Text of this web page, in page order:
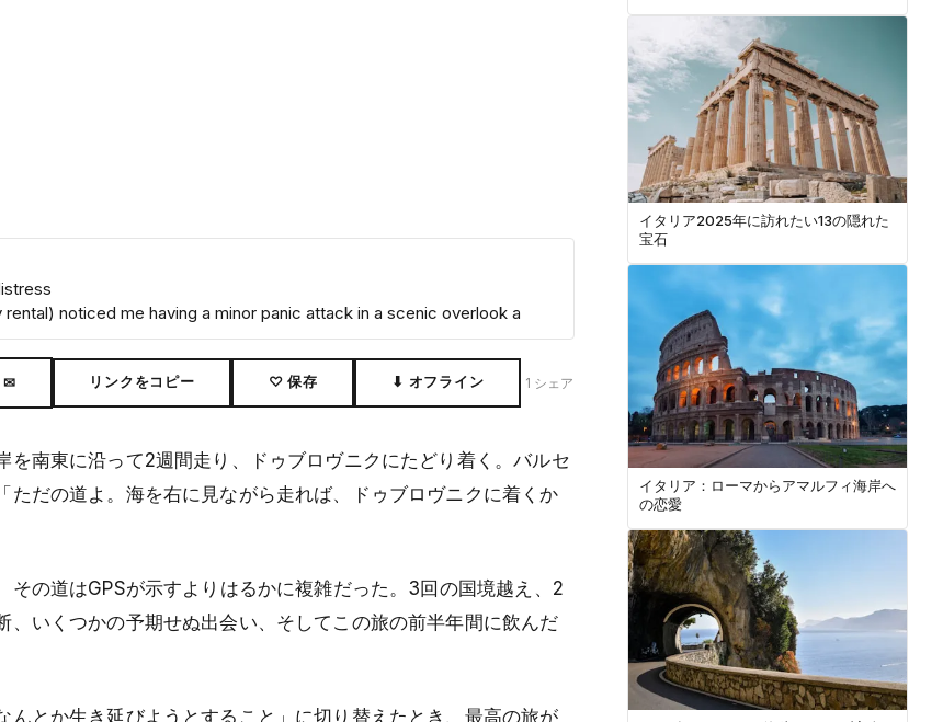
noticed me having a minor panic attack in a scenic overlook a
✉ リンクをコピー ♡ 保存 ⬇ オフライン 1 シェア
南東に沿って2週間走り、ドゥブロヴニクにたどり着く。バルセ
だの道よ。海を右に見ながら走れば、ドゥブロヴニクに着くか
の道はGPSが示すよりはるかに複雑だった。3回の国境越え、2
いくつかの予期せぬ出会い、そしてこの旅の前半年間に飲んだ
とか生き延びようとすること」に切り替えたとき、最高の旅が
イタリア2025年に訪れたい13の隠れた
宝石
イタリア：ローマからアマルフィ海岸へ
の恋愛